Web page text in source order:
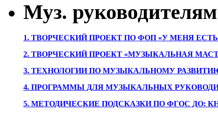
Муз. руководителям
1. ТВОРЧЕСКИЙ ПРОЕКТ ПО ФОП «У МЕНЯ
2. ТВОРЧЕСКИЙ ПРОЕКТ «МУЗЫКАЛЬНАЯ
3. ТЕХНОЛОГИИ ПО МУЗЫКАЛЬНОМУ
4. ПРОГРАММЫ ДЛЯ МУЗЫКАЛЬНЫХ
5. МЕТОДИЧЕСКИЕ ПОДСКАЗКИ ПО ФГОС ДО: